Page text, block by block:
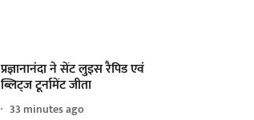
प्रज्ञानानंदा ने सेंट लुइस रैपिड एवं
ब्लिट्ज टूर्नामेंट जीता
33 minutes ago